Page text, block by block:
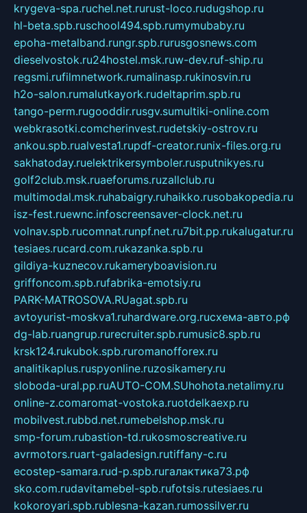
krygeva-spa.ruchel.net.rurust-loco.rudugshop.ru
hl-beta.spb.ruschool494.spb.rumymubaby.ru
epoha-metalband.rungr.spb.rurusgosnews.com
dieselvostok.ru24hostel.msk.ruw-dev.ruf-ship.ru
regsmi.rufilmnetwork.rumalinasp.rukinosvin.ru
h2o-salon.rumalutkayork.rudeltaprim.spb.ru
tango-perm.rugooddir.rusgv.sumultiki-online.com
webkrasotki.comcherinvest.rudetskiy-ostrov.ru
ankou.spb.rualvesta1.rupdf-creator.runix-files.org.ru
sakhatoday.ruelektrikersymboler.rusputnikyes.ru
golf2club.msk.ruaeforums.ruzallclub.ru
multimodal.msk.ruhabaigry.ruhaikko.rusobakopedia.ru
isz-fest.ruewnc.infoscreensaver-clock.net.ru
volnav.spb.rucomnat.runpf.net.ru7bit.pp.rukalugatur.ru
tesiaes.rucard.com.rukazanka.spb.ru
gildiya-kuznecov.rukameryboavision.ru
griffoncom.spb.rufabrika-emotsiy.ru
PARK-MATROSOVA.RUagat.spb.ru
avtoyurist-moskva1.ruhardware.org.ruсхема-авто.рф
dg-lab.ruangrup.rurecruiter.spb.rumusic8.spb.ru
krsk124.rukubok.spb.ruromanofforex.ru
analitikaplus.ruspyonline.ruzosikamery.ru
sloboda-ural.pp.ruAUTO-COM.SUhohota.netalimy.ru
online-z.comaromat-vostoka.ruotdelkaexp.ru
mobilvest.rubbd.net.rumebelshop.msk.ru
smp-forum.rubastion-td.rukosmoscreative.ru
avrmotors.ruart-galadesign.rutiffany-c.ru
ecostep-samara.rud-p.spb.ruгалактика73.рф
sko.com.rudavitamebel-spb.rufotsis.rutesiaes.ru
kokoroyari.spb.rublesna-kazan.rumossilver.ru